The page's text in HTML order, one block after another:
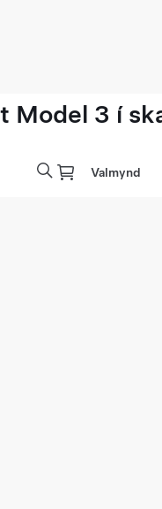
Model 3 í
Valmynd